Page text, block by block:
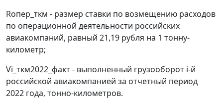
Rопер_ткм - размер ставки по возмещению расходов
по операционной деятельности российских
авиакомпаний, равный 21,19 рубля на 1 тонну-
километр;
Vi_ткм2022_факт - выполненный грузооборот i-й
российской авиакомпанией за отчетный период
2022 года, тонно-километров.